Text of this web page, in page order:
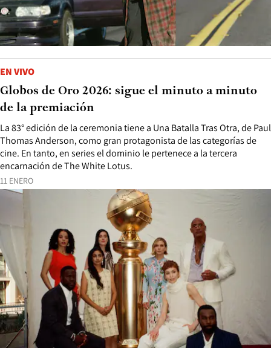
11 ENERO
EN VIVO
La 83° edición de la ceremonia tiene a Una Batalla Tras Otra, de Paul
Thomas Anderson, como gran protagonista de las categorías de
cine. En tanto, en series el dominio le pertenece a la tercera
encarnación de The White Lotus.
Globos de Oro 2026: sigue el minuto a minuto
de la premiación